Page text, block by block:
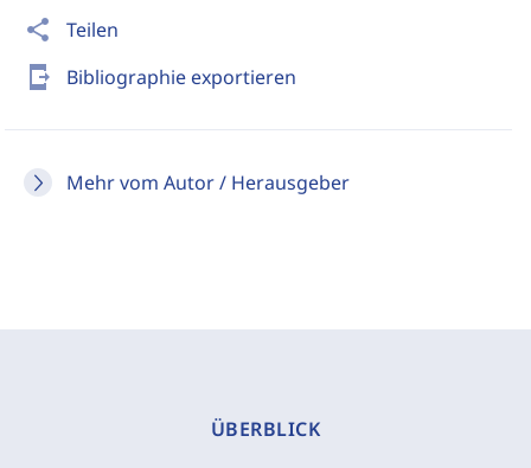
share Teilen
send_to_mobile Bibliographie exportieren
Mehr vom Autor / Herausgeber
ÜBERBLICK